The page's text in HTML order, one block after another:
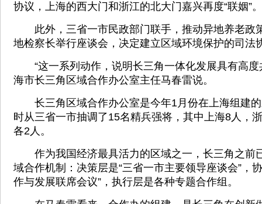
协议，上海的西大门和浙江的北大门嘉兴再度“联姻”。
此外，三省一市民政部门联手，推动异地养老政
地检察长举行座谈会，决定建立区域环境保护的司
“这一系列动作，说明长三角一体化发展具有高度
海市长三角区域合作办公室主任马春雷说。
长三角区域合作办公室是今年1月份在上海组建的
时从三省一市抽调了15名精兵强将，其中上海8人，
各2人。
作为我国经济最具活力的区域之一，长三角之前
域合作机制：决策层是“三省一市主要领导座谈会”，
作与发展联席会议”，执行层是各种专题合作组。